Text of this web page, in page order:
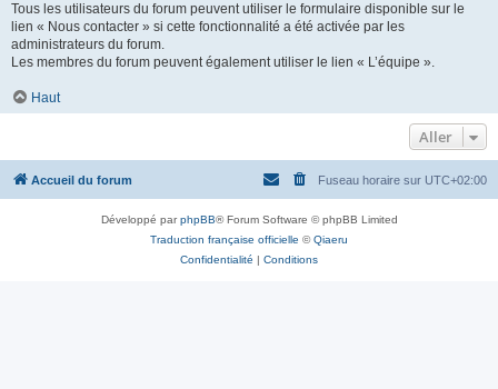
Tous les utilisateurs du forum peuvent utiliser le formulaire disponible sur le
lien « Nous contacter » si cette fonctionnalité a été activée par les
administrateurs du forum.
Les membres du forum peuvent également utiliser le lien « L’équipe ».
Haut
Aller
Accueil du forum Fuseau horaire sur UTC+02:00
Développé parphpBB® Forum Software © phpBB Limited
Traduction française officielle ©Qiaeru
Confidentialité | Conditions